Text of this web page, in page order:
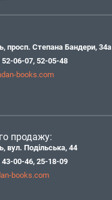
просп. Степана Бандери, 34а
52-06-07, 52-05-48
books.com
продажу:
вул. Подільська, 44
43-00-46, 25-18-09
books.com